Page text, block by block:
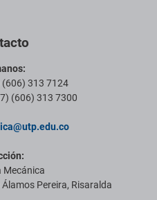
(606) 313 7124
(606) 313 7300
Mecánica
Pereira, Risaralda